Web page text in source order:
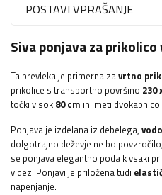
POSTAVI VPRAŠANJE
Siva ponjava za prikolico
Ta prevleka je primerna zavrtno
prikolice s transportno površino 230
točki visok 80 cm in imeti dvokapnico.
Ponjava je izdelana iz debelega,
dolgotrajno deževje ne bo
se ponjava elegantno poda k vsaki
videz. Ponjavi je priložena tudi
napenjanje.